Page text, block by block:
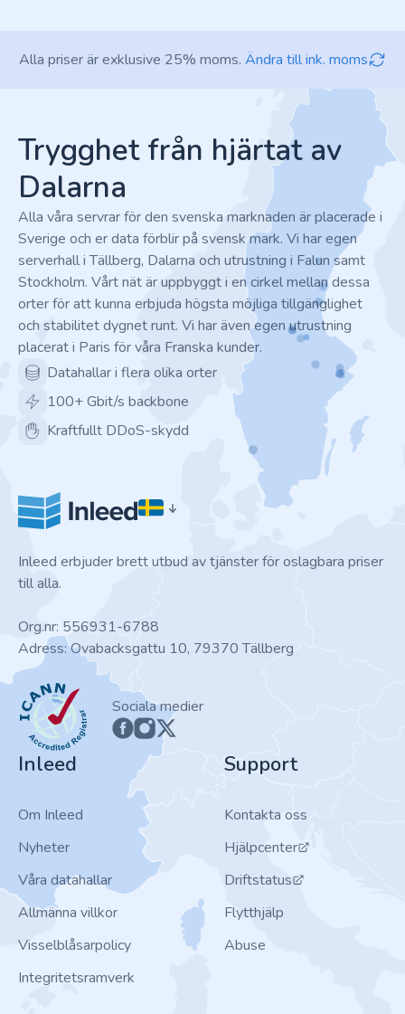
Alla priser är exklusive 25% moms. Ändra till ink. moms
Trygghet från hjärtat av
Dalarna
Alla våra servrar för den svenska marknaden är placerade i
Sverige och er data förblir på svensk mark. Vi har egen
serverhall i Tällberg, Dalarna och utrustning i Falun samt
Stockholm. Vårt nät är uppbyggt i en cirkel mellan dessa
orter för att kunna erbjuda högsta möjliga tillgänglighet
och stabilitet dygnet runt. Vi har även egen utrustning
placerat i Paris för våra Franska kunder.
Datahallar i flera olika orter
100+ Gbit/s backbone
Kraftfullt DDoS-skydd
Inleed erbjuder brett utbud av tjänster för oslagbara priser
till alla.
Org.nr: 556931-6788
Adress: Ovabacksgattu 10, 79370 Tällberg
ICANN
Sociala medier
Inleed
Om Inleed
Nyheter
Våra datahallar
Allmänna villkor
Visselblåsarpolicy
Integritetsramverk
Support
Kontakta oss
Hjälpcenter
Driftstatus
Flytthjälp
Abuse